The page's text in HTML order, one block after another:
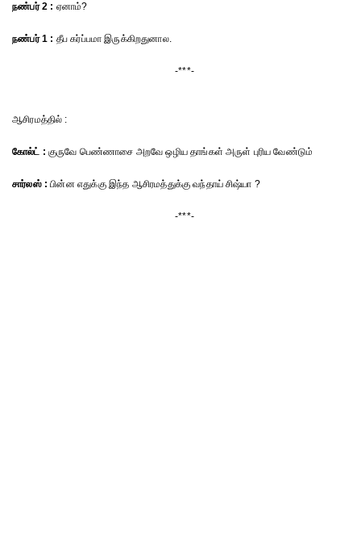
நண்பர் 2 : ஏனாம்?
நண்பர் 1 : தீப கர்ப்பமா இருக்கிறதுனால.
-***-
ஆசிரமத்தில் :
கோல்ட் :குருவே பெண்ணாசை அறவே ஒழிய தாங்கள் அருள் புரிய வேண்டும்
சார்லஸ் :பின்ன எதுக்கு இந்த ஆசிரமத்துக்கு வந்தாய் சிஷ்யா ?
-***-